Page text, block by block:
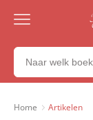
Gratis
23:00
besteld,
werkdag
Zoeken
naar
boeken,
Home Artikelen